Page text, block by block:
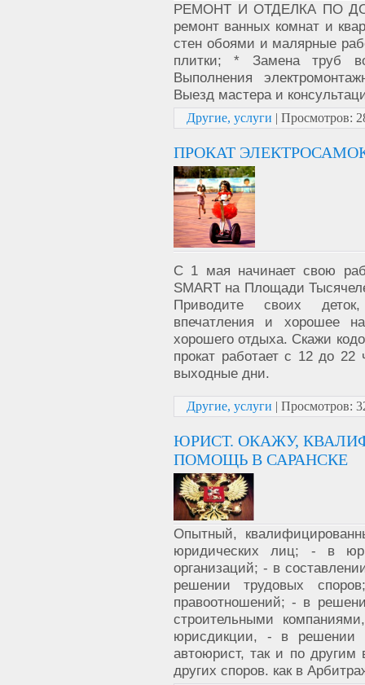
РЕМОНТ И ОТДЕЛКА ПО
ремонт ванных комнат и
стен обоями и малярные
плитки; * Замена труб
Выполнения
Выезд мастера и
Другие, услуги | Просмотров:
ПРОКАТ
С 1 мая начинает свою
SMART на Площади
Приводите своих
впечатления и хорошее
хорошего отдыха. Скажи
прокат работает с 12 до
выходные дни.
Другие, услуги | Просмотров:
ЮРИСТ. ОКАЖУ,
ПОМОЩЬ В САРАНСКЕ
Опытный,
юридических лиц; - в
организаций; - в
решении трудовых
правоотношений; - в
строительными
юрисдикции, - в решении
автоюрист, так и по
других споров. как в